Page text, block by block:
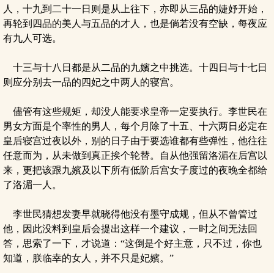
人，十九到二十一日则是从上往下，亦即从三品的婕妤开始，
再轮到四品的美人与五品的才人，也是倘若没有空缺，每夜应
有九人可选。
十三与十八日都是从二品的九嬪之中挑选。十四日与十七日
则应分别去一品的四妃之中两人的寝宫。
儘管有这些规矩，却没人能要求皇帝一定要执行。李世民在
男女方面是个率性的男人，每个月除了十五、十六两日必定在
皇后寝宫过夜以外，别的日子由于要选谁都有些弹性，他往往
任意而为，从未做到真正挨个轮替。自从他强留洛湄在后宫以
来，更把该跟九嬪及以下所有低阶后宫女子度过的夜晚全都给
了洛湄一人。
李世民猜想发妻早就晓得他没有墨守成规，但从不曾管过
他，因此没料到皇后会提出这样一个建议，一时之间无法回
答，思索了一下，才说道：“这倒是个好主意，只不过，你也
知道，朕临幸的女人，并不只是妃嬪。”